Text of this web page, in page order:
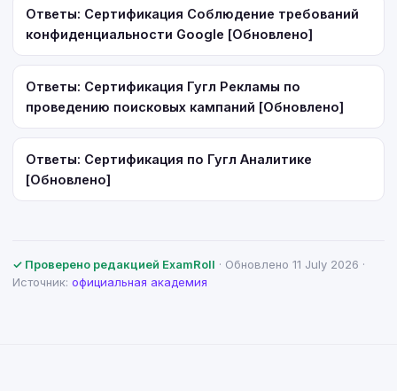
Ответы: Сертификация Соблюдение требований
конфиденциальности Google [Обновлено]
Ответы: Сертификация Гугл Рекламы по
проведению поисковых кампаний [Обновлено]
Ответы: Сертификация по Гугл Аналитике
[Обновлено]
✓ Проверено редакцией ExamRoll · Обновлено 11 July 2026 ·
Источник: официальная академия